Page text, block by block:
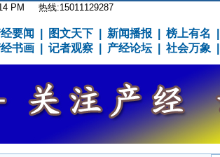
PM 热线:15011129287
要闻 图文天下 新闻播报 榜上有名
书画
记者观察 产经论坛 社会万象